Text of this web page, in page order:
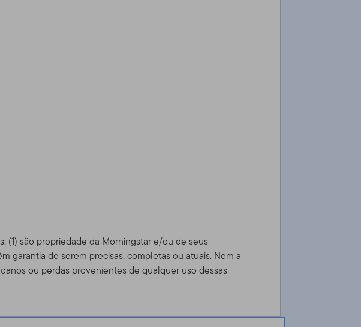
(1) são propriedade da Morningstar e/ou de seus
garantia de serem precisas, completas ou atuais. Nem a
ou perdas provenientes de qualquer uso dessas